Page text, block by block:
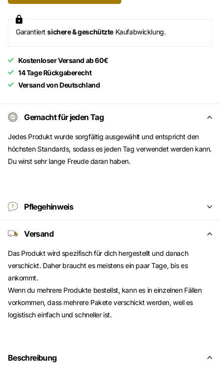
Garantiertsichere & geschützte Kaufabwicklung.
Kostenloser Versand ab 60€
14 Tage Rückgaberecht
Versand von Deutschland
Gemacht für jeden Tag
Jedes Produkt wurde sorgfältig ausgewählt und entspricht den
höchsten Standards, sodass es jeden Tag verwendet werden kann.
Du wirst sehr lange Freude daran haben.
Pflegehinweis
Versand
Das Produkt wird spezifisch für dich hergestellt und danach
verschickt. Daher braucht es meistens ein paar Tage, bis es
ankommt.
Wenn du mehrere Produkte bestellst, kann es in einzelnen Fällen
vorkommen, dass mehrere Pakete verschickt werden, weil es
logistisch einfach und schneller ist.
Beschreibung